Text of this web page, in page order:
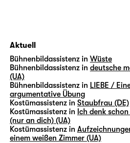
Aktuell
Bühnenbildassistenz in Wüste
Bühnenbildassistenz in deutsche
(UA)
Bühnenbildassistenz in LIEBE /
argumentative Übung
Kostümassistenz in Staubfrau (DE)
Kostümassistenz in Ich denk
(nur an dich) (UA)
Kostümassistenz in
einem weißen Zimmer (UA)